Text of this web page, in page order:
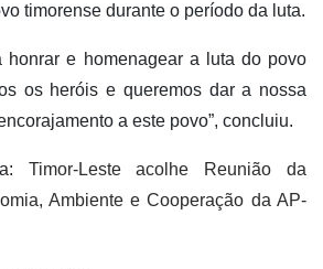
timorense durante o período da luta.
honrar e homenagear a luta do povo
os heróis e queremos dar a nossa
a este povo”, concluiu.
Timor-Leste acolhe Reunião da
Ambiente e Cooperação da AP-